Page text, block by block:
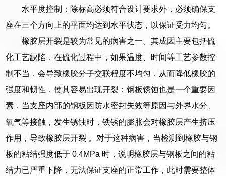
水平度控制：除标高必须符合设计要求外，必须确保支
座在三个方向上的平面均达到水平状态，以保证受力均匀。
橡胶层开裂是较为常见的病害之一。其成因主要包括硫
化工艺缺陷，在硫化过程中，如果温度、时间等工艺参数控
制不当，会导致橡胶分子交联程度不均匀，从而降低橡胶的
强度和韧性，使其容易出现开裂；钢板锈蚀也是一个重要因
素，当支座内部的钢板因防水密封失效等原因与外界水分、
氧气等接触，发生锈蚀时，铁锈的膨胀会对橡胶层产生挤压
作用，导致橡胶层开裂 。对于这种病害，当检测到橡胶与钢
板的粘结强度低于 0.4MPa 时，说明橡胶层与钢板之间的粘
结力已严重下降，无法保证支座的正常工作，此时需要整体